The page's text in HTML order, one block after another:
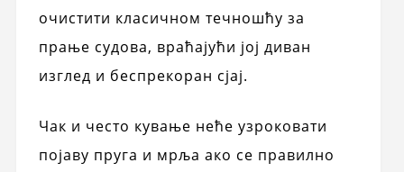
очистити класичном течношћу за
прање судова, враћајући јој диван
изглед и беспрекоран сјај.
Чак и често кување неће узроковати
појаву пруга и мрља ако се правилно